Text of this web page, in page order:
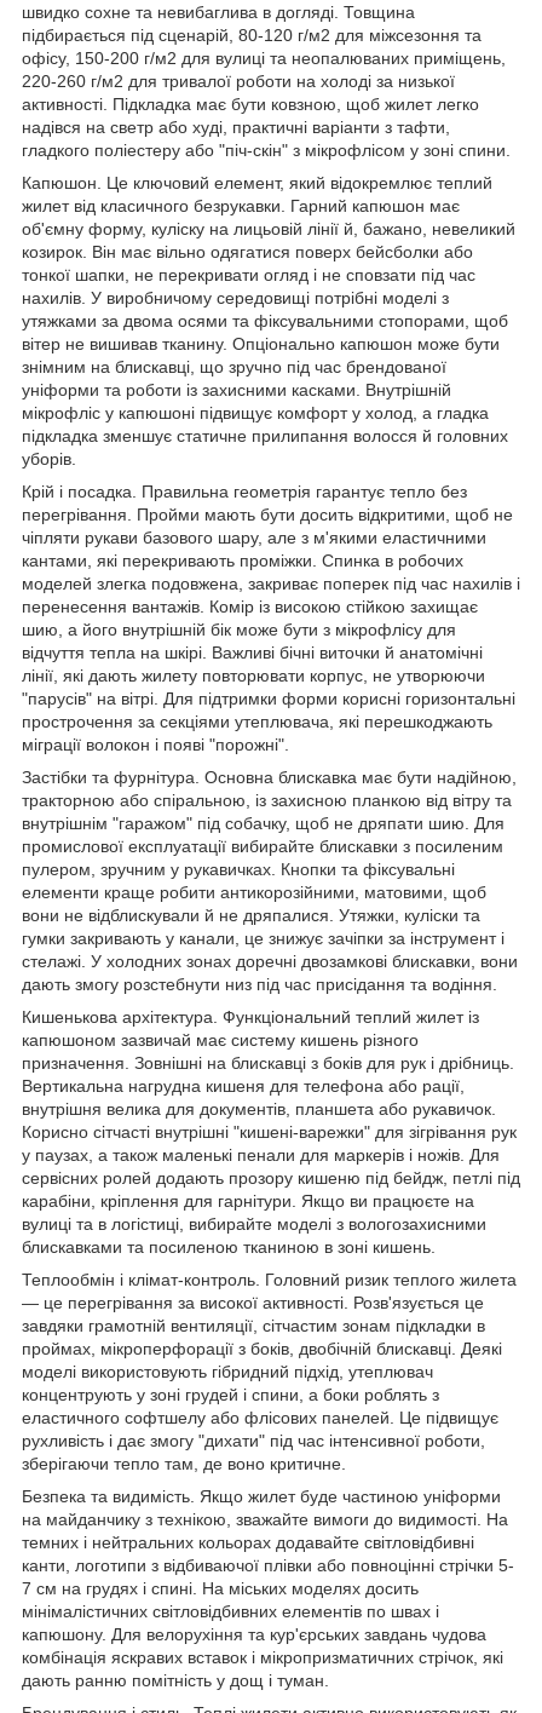
швидко сохне та невибаглива в догляді. Товщина
підбирається під сценарій, 80-120 г/м2 для міжсезоння та
офісу, 150-200 г/м2 для вулиці та неопалюваних приміщень,
220-260 г/м2 для тривалої роботи на холоді за низької
активності. Підкладка має бути ковзною, щоб жилет легко
надівся на светр або худі, практичні варіанти з тафти,
гладкого поліестеру або "піч-скін" з мікрофлісом у зоні спини.
Капюшон. Це ключовий елемент, який відокремлює теплий
жилет від класичного безрукавки. Гарний капюшон має
об'ємну форму, куліску на лицьовій лінії й, бажано, невеликий
козирок. Він має вільно одягатися поверх бейсболки або
тонкої шапки, не перекривати огляд і не сповзати під час
нахилів. У виробничому середовищі потрібні моделі з
утяжками за двома осями та фіксувальними стопорами, щоб
вітер не вишивав тканину. Опціонально капюшон може бути
знімним на блискавці, що зручно під час брендованої
уніформи та роботи із захисними касками. Внутрішній
мікрофліс у капюшоні підвищує комфорт у холод, а гладка
підкладка зменшує статичне прилипання волосся й головних
уборів.
Крій і посадка. Правильна геометрія гарантує тепло без
перегрівання. Пройми мають бути досить відкритими, щоб не
чіпляти рукави базового шару, але з м'якими еластичними
кантами, які перекривають проміжки. Спинка в робочих
моделей злегка подовжена, закриває поперек під час нахилів і
перенесення вантажів. Комір із високою стійкою захищає
шию, а його внутрішній бік може бути з мікрофлісу для
відчуття тепла на шкірі. Важливі бічні виточки й анатомічні
лінії, які дають жилету повторювати корпус, не утворюючи
"парусів" на вітрі. Для підтримки форми корисні горизонтальні
прострочення за секціями утеплювача, які перешкоджають
міграції волокон і появі "порожні".
Застібки та фурнітура. Основна блискавка має бути надійною,
тракторною або спіральною, із захисною планкою від вітру та
внутрішнім "гаражом" під собачку, щоб не дряпати шию. Для
промислової експлуатації вибирайте блискавки з посиленим
пулером, зручним у рукавичках. Кнопки та фіксувальні
елементи краще робити антикорозійними, матовими, щоб
вони не відблискували й не дряпалися. Утяжки, куліски та
гумки закривають у канали, це знижує зачіпки за інструмент і
стелажі. У холодних зонах доречні двозамкові блискавки, вони
дають змогу розстебнути низ під час присідання та водіння.
Кишенькова архітектура. Функціональний теплий жилет із
капюшоном зазвичай має систему кишень різного
призначення. Зовнішні на блискавці з боків для рук і дрібниць.
Вертикальна нагрудна кишеня для телефона або рації,
внутрішня велика для документів, планшета або рукавичок.
Корисно сітчасті внутрішні "кишені-варежки" для зігрівання рук
у паузах, а також маленькі пенали для маркерів і ножів. Для
сервісних ролей додають прозору кишеню під бейдж, петлі під
карабіни, кріплення для гарнітури. Якщо ви працюєте на
вулиці та в логістиці, вибирайте моделі з вологозахисними
блискавками та посиленою тканиною в зоні кишень.
Теплообмін і клімат-контроль. Головний ризик теплого жилета
— це перегрівання за високої активності. Розв'язується це
завдяки грамотній вентиляції, сітчастим зонам підкладки в
проймах, мікроперфорації з боків, двобічній блискавці. Деякі
моделі використовують гібридний підхід, утеплювач
концентрують у зоні грудей і спини, а боки роблять з
еластичного софтшелу або флісових панелей. Це підвищує
рухливість і дає змогу "дихати" під час інтенсивної роботи,
зберігаючи тепло там, де воно критичне.
Безпека та видимість. Якщо жилет буде частиною уніформи
на майданчику з технікою, зважайте вимоги до видимості. На
темних і нейтральних кольорах додавайте світловідбивні
канти, логотипи з відбиваючої плівки або повноцінні стрічки 5-
7 см на грудях і спині. На міських моделях досить
мінімалістичних світловідбивних елементів по швах і
капюшону. Для велорухіння та кур'єрських завдань чудова
комбінація яскравих вставок і мікропризматичних стрічок, які
дають ранню помітність у дощ і туман.